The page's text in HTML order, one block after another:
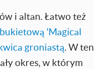
i altan. Łatwo też
'Magical
groniastą. W ten
okres, w którym